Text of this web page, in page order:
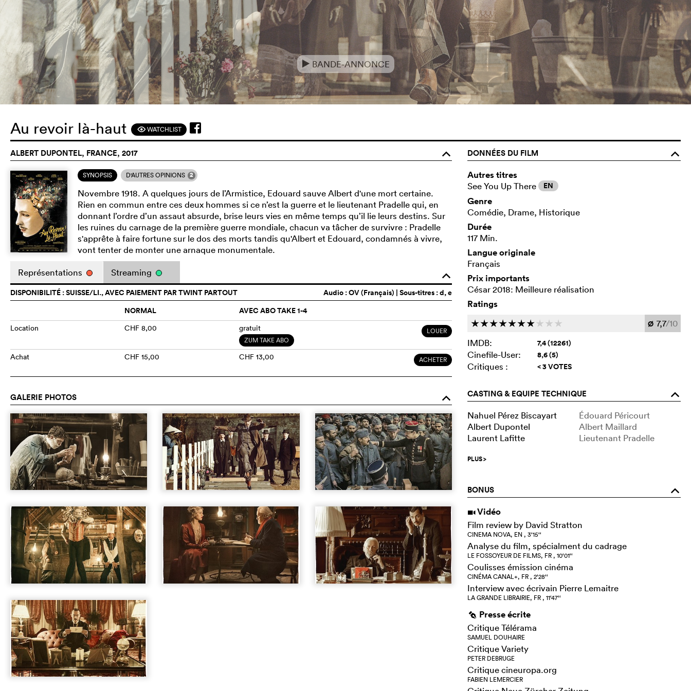
e BANDE-ANNONCE
Au revoir là-haut FWATCHLIST
ALBERT DUPONTEL, FRANCE, 2017 o
SYNOPSIS D'AUTRES OPINIONS 2
Novembre 1918. A quelques jours de l’Armistice, Edouard sauve Albert d'une mort certaine.
Rien en commun entre ces deux hommes si ce n’est la guerre et le lieutenant Pradelle qui, en
donnant l’ordre d’un assaut absurde, brise leurs vies en même temps qu’il lie leurs destins. Sur
les ruines du carnage de la première guerre mondiale, chacun va tâcher de survivre : Pradelle
s'apprête à faire fortune sur le dos des morts tandis qu'Albert et Edouard, condamnés à vivre,
vont tenter de monter une arnaque monumentale.
o
Représentations Streaming
Audio :OV (Français) | Sous-titres : d, e
DISPONIBILITÉ : SUISSE/LI., AVEC PAIEMENT PAR TWINT PARTOUT
NORMAL
AVEC ABO TAKE 1-4
Location CHF 8,00 gratuit
ZUM TAKE ABO
LOUER
Achat CHF 15,00 CHF 13,00 ACHETER
GALERIE PHOTOS o
DONNÉES DU FILM
o
Autres titres
See You Up There EN
Genre
Comédie, Drame, Historique
Durée
117 Min.
Langue originale
Français
Prix importants
César 2018: Meilleure réalisation
Ratings
ccccccc c c c Ø 7,7/10
IMDB:
7,4 (12261)
Cinefile-User: 8,6 (5)
Critiques : < 3 VOTES
CASTING & EQUIPE TECHNIQUE o
Nahuel Pérez Biscayart
Édouard Péricourt
Albert Dupontel
Albert Maillard
Laurent Lafitte
Lieutenant Pradelle
PLUS>
BONUS o
i Vidéo
Film review by David Stratton
CINEMA NOVA, EN , 3‘15‘‘
Analyse du film, spécialment du cadrage
LE FOSSOYEUR DE FILMS, FR , 10‘01‘‘
Coulisses émission cinéma
CINÉMA CANAL+, FR , 2‘28‘‘
Interview avec écrivain Pierre Lemaitre
LA GRANDE LIBRAIRIE, FR , 11‘47‘‘
g Presse écrite
Critique Télérama
SAMUEL DOUHAIRE
Critique Variety
PETER DEBRUGE
Critique cineuropa.org
FABIEN LEMERCIER